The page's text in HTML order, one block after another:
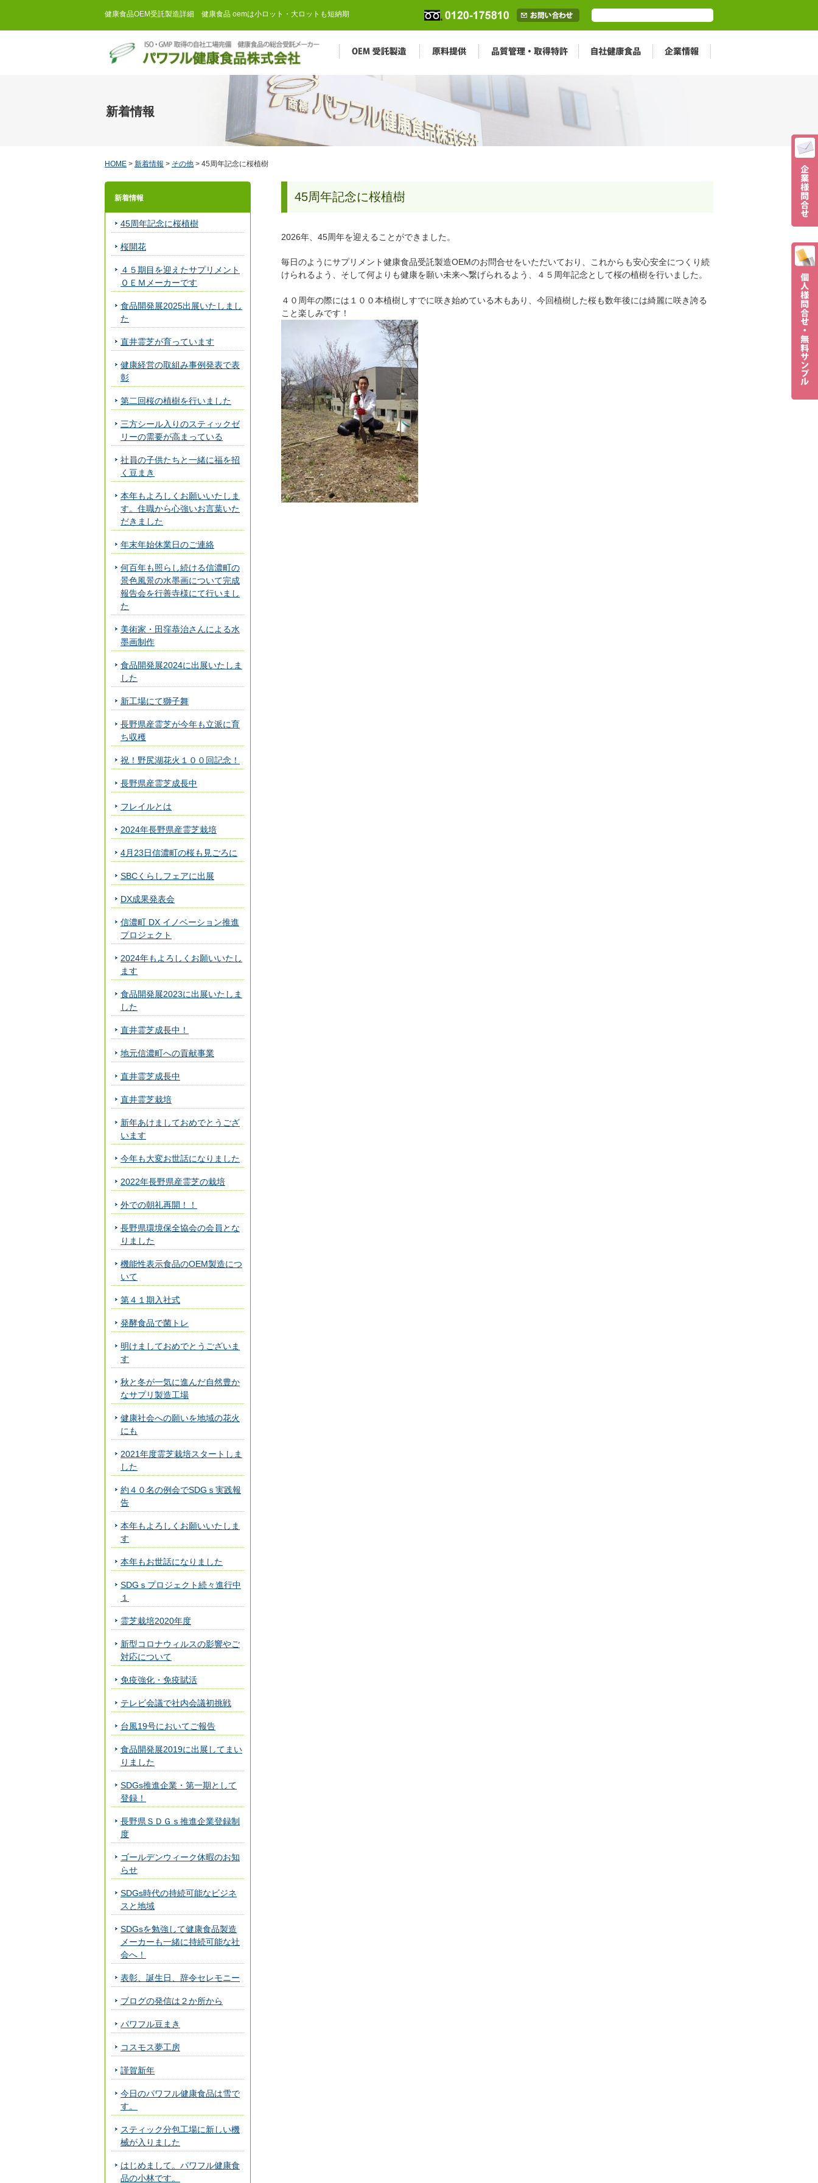
健康食品OEM受託製造詳細 健康食品 oemは小ロット・大ロットも短納期
新着情報
HOME > 新着情報 > その他 > 45周年記念に桜植樹
45周年記念に桜植樹
2026年、45周年を迎えることができました。
毎日のようにサプリメント健康食品受託製造OEMのお問合せをいただいており、これからも安心安全につくり続
けられるよう、そして何よりも健康を願い未来へ繋げられるよう、４５周年記念として桜の植樹を行いました。
４０周年の際には１００本植樹しすでに咲き始めている木もあり、今回植樹した桜も数年後には綺麗に咲き誇る
こと楽しみです！
新着情報
45周年記念に桜植樹
桜開花
４５期目を迎えたサプリメント
ＯＥＭメーカーです
食品開発展2025出展いたしまし
た
直井霊芝が育っています
健康経営の取組み事例発表で表
彰
第二回桜の植樹を行いました
三方シール入りのスティックゼ
リーの需要が高まっている
社員の子供たちと一緒に福を招
く豆まき
本年もよろしくお願いいたしま
す。住職から心強いお言葉いた
だきました
年末年始休業日のご連絡
何百年も照らし続ける信濃町の
景色風景の水墨画について完成
報告会を行善寺様にて行いまし
た
美術家・田窪恭治さんによる水
墨画制作
食品開発展2024に出展いたしま
した
新工場にて獅子舞
長野県産霊芝が今年も立派に育
ち収穫
祝！野尻湖花火１００回記念！
長野県産霊芝成長中
フレイルとは
2024年長野県産霊芝栽培
4月23日信濃町の桜も見ごろに
SBCくらしフェアに出展
DX成果発表会
信濃町 DX イノベーション推進
プロジェクト
2024年もよろしくお願いいたし
ます
食品開発展2023に出展いたしま
した
直井霊芝成長中！
地元信濃町への貢献事業
直井霊芝成長中
直井霊芝栽培
新年あけましておめでとうござ
います
今年も大変お世話になりました
2022年長野県産霊芝の栽培
外での朝礼再開！！
長野県環境保全協会の会員とな
りました
機能性表示食品のOEM製造につ
いて
第４１期入社式
発酵食品で菌トレ
明けましておめでとうございま
す
秋と冬が一気に進んだ自然豊か
なサプリ製造工場
健康社会への願いを地域の花火
にも
2021年度霊芝栽培スタートしま
した
約４０名の例会でSDGｓ実践報
告
本年もよろしくお願いいたしま
す
本年もお世話になりました
SDGｓプロジェクト続々進行中
１
霊芝栽培2020年度
新型コロナウィルスの影響やご
対応について
免疫強化・免疫賦活
テレビ会議で社内会議初挑戦
台風19号においてご報告
食品開発展2019に出展してまい
りました
SDGs推進企業・第一期として
登録！
長野県ＳＤＧｓ推進企業登録制
度
ゴールデンウィーク休暇のお知
らせ
SDGs時代の持続可能なビジネ
スと地域
SDGsを勉強して健康食品製造
メーカーも一緒に持続可能な社
会へ！
表彰、誕生日、辞令セレモニー
ブログの発信は２か所から
パワフル豆まき
コスモス夢工房
謹賀新年
今日のパワフル健康食品は雪で
す。
スティック分包工場に新しい機
械が入りました
はじめまして。パワフル健康食
品の小林です。